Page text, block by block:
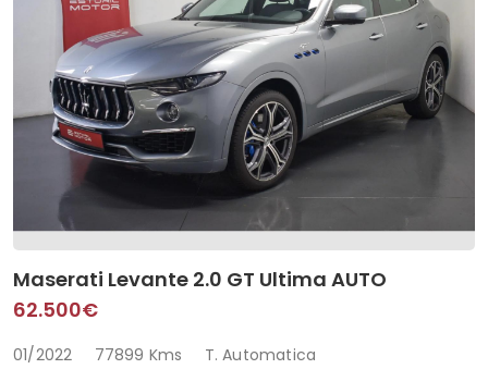
Maserati Levante 2.0 GT Ultima AUTO
62.500€
01/2022 77899 Kms T. Automatica